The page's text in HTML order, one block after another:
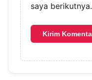
saya berikutnya.